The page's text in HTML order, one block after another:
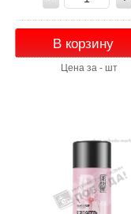
В корзину
Цена за - шт